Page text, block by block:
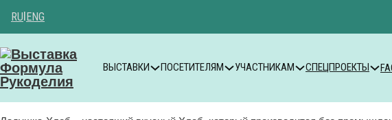
RU|ENG
ВЫСТАВКИ ПОСЕТИТЕЛЯМ УЧАСТНИКАМ СПЕЦПРОЕКТЫ